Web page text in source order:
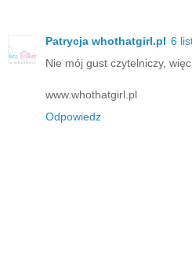
Patrycja whothatgirl.pl 6
Nie mój gust czytelniczy,
www.whothatgirl.pl
Odpowiedz